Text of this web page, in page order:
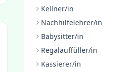
Kellner/in
Nachhilfelehrer/in
Babysitter/in
Regalauffüller/in
Kassierer/in